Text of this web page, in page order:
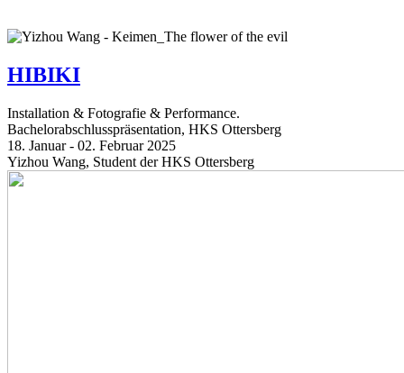
HIBIKI
Installation & Fotografie & Performance.
Bachelorabschlusspräsentation, HKS Ottersberg
18. Januar - 02. Februar 2025
Yizhou Wang, Student der HKS Ottersberg